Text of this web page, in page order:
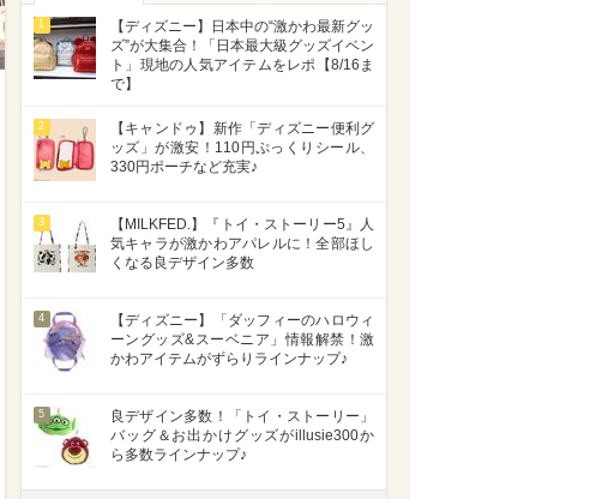
1
【ディズニー】日本中の“激かわ最新グッ
ズ”が大集合！「日本最大級グッズイベン
ト」現地の人気アイテムをレポ【8/16ま
で】
2
【キャンドゥ】新作「ディズニー便利グ
ッズ」が激安！110円ぷっくりシール、
330円ポーチなど充実♪
3
【MILKFED.】『トイ・ストーリー5』人
気キャラが激かわアパレルに！全部ほし
くなる良デザイン多数
4
【ディズニー】「ダッフィーのハロウィ
ーングッズ&スーベニア」情報解禁！激
かわアイテムがずらりラインナップ♪
5
良デザイン多数！「トイ・ストーリー」
バッグ＆お出かけグッズがillusie300か
ら多数ラインナップ♪